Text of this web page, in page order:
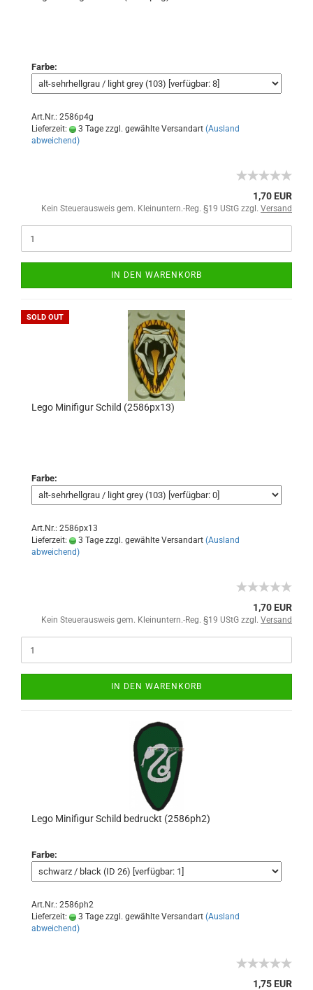
Farbe:
Art.Nr.: 2586p4g
Lieferzeit:
3 Tage zzgl. gewählte Versandart (Ausland
abweichend)
1,70 EUR
Kein Steuerausweis gem. Kleinuntern.-Reg. §19 UStG zzgl. Versand
IN DEN WARENKORB
SOLD OUT
Lego Minifigur Schild (2586px13)
Farbe:
Art.Nr.: 2586px13
Lieferzeit:
3 Tage zzgl. gewählte Versandart (Ausland
abweichend)
1,70 EUR
Kein Steuerausweis gem. Kleinuntern.-Reg. §19 UStG zzgl. Versand
IN DEN WARENKORB
Lego Minifigur Schild bedruckt (2586ph2)
Farbe:
Art.Nr.: 2586ph2
Lieferzeit:
3 Tage zzgl. gewählte Versandart (Ausland
abweichend)
1,75 EUR